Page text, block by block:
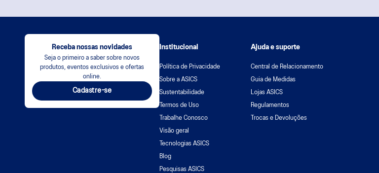
Receba nossas novidades
Seja o primeiro a saber sobre novos
produtos, eventos exclusivos e ofertas
online.
Cadastre-se
Institucional
Política de Privacidade
Sobre a ASICS
Sustentabilidade
Termos de Uso
Trabalhe Conosco
Visão geral
Tecnologias ASICS
Blog
Pesquisas ASICS
Ajuda e suporte
Central de Relacionamento
Guia de Medidas
Lojas ASICS
Regulamentos
Trocas e Devoluções